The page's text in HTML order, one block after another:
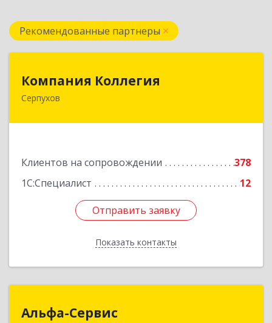
Рекомендованные партнеры
Компания Коллегия
Серпухов
Клиентов на сопровождении
378
1С:Специалист
12
Отправить заявку
Показать контакты
142211, Московская обл, Серпухов г, Оборонная
Отправить заявку
Назад
Альфа-Сервис